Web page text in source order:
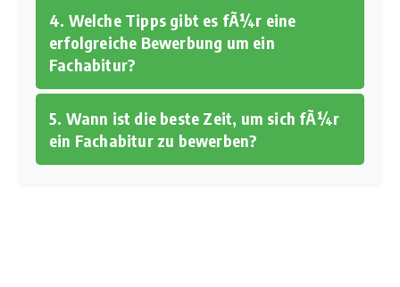
4. Welche Tipps gibt es fÃ¼r eine
erfolgreiche Bewerbung um ein
Fachabitur?
5. Wann ist die beste Zeit, um sich fÃ¼r
ein Fachabitur zu bewerben?